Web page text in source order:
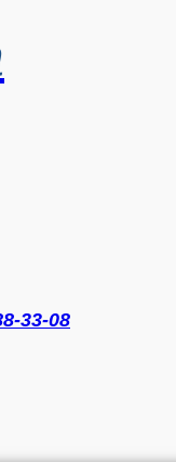
33-08